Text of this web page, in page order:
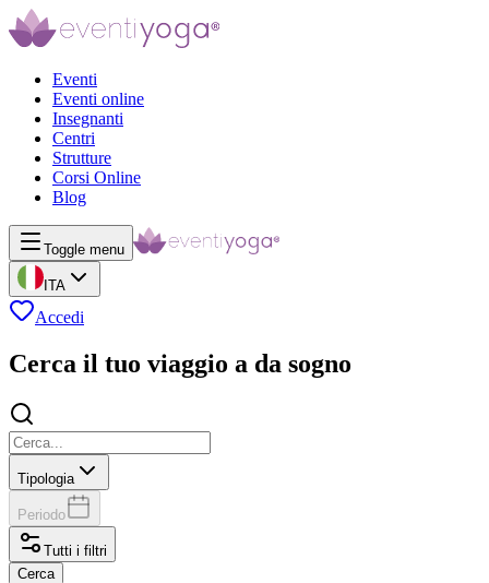
Eventi
Eventi online
Insegnanti
Centri
Strutture
Corsi Online
Blog
Toggle menu
ITA
Accedi
Cerca il tuo viaggio a da sogno
Tipologia
Periodo
Tutti i filtri
Cerca